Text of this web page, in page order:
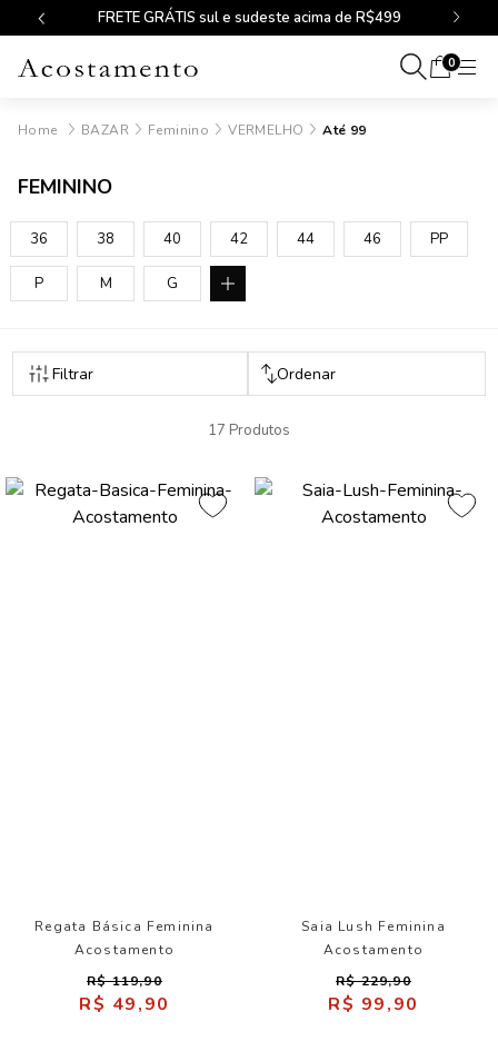
FRETE GRÁTIS sul e sudeste acima de R$499
0
BAZAR Feminino VERMELHO Até 99
FEMININO
36 38 40 42 44 46 PP
P M G
17 Produtos
Regata Básica Feminina
Acostamento
R$ 119,90
R$ 49,90
Saia Lush Feminina
Acostamento
R$ 229,90
R$ 99,90